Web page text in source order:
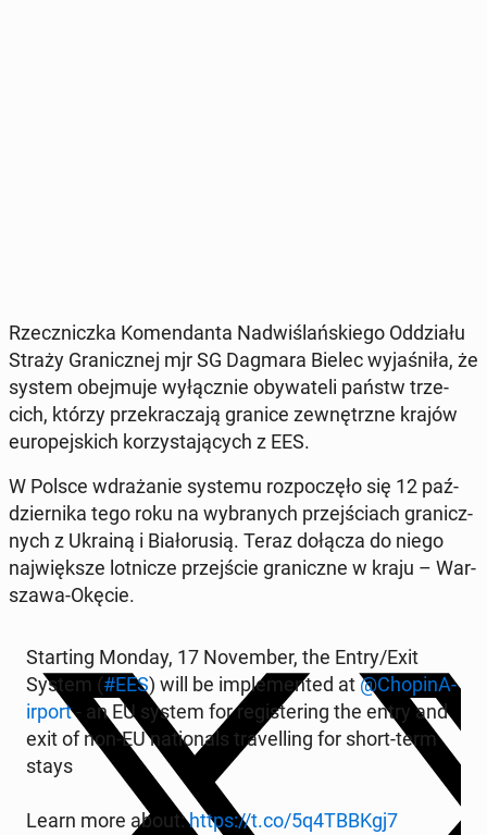
Rzecz­nicz­ka Ko­men­dan­ta Nad­wi­ślań­skie­go Od­dzia­łu
Straży Gra­nicz­nej mjr SG Dagmara Bielec wy­ja­śni­ła, że
system obej­mu­je wy­łącz­nie oby­wa­te­li państw trze­
cich, którzy prze­kra­cza­ją granice ze­wnętrz­ne krajów
eu­ro­pej­skich ko­rzy­sta­ją­cych z EES.
W Polsce wdra­ża­nie systemu roz­po­czę­ło się 12 paź­
dzier­ni­ka tego roku na wy­bra­nych przej­ściach gra­nicz­
nych z Ukrainą i Bia­ło­ru­sią. Teraz dołącza do niego
naj­więk­sze lot­ni­cze przej­ście gra­nicz­ne w kraju – War­
sza­wa-Okęcie.
Star­ting Monday, 17 No­vem­ber, the Entry/Exit
System (#EES) will be im­ple­men­ted at @Cho­pi­nA­
ir­port- an EU system for re­gi­ste­ring the entry and
exit of non-EU na­tio­nals tra­vel­ling for short-term
stays
Learn more about:https://t.co/5q4TBBKgj7